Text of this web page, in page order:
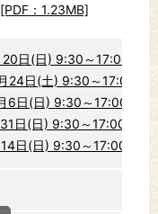
：1.23MB]
20日(日) 9:30～17:00 ※キ
24日(土) 9:30～17:00
6日(日) 9:30～17:00
日(日) 9:30～17:00
14日(日) 9:30～17:00